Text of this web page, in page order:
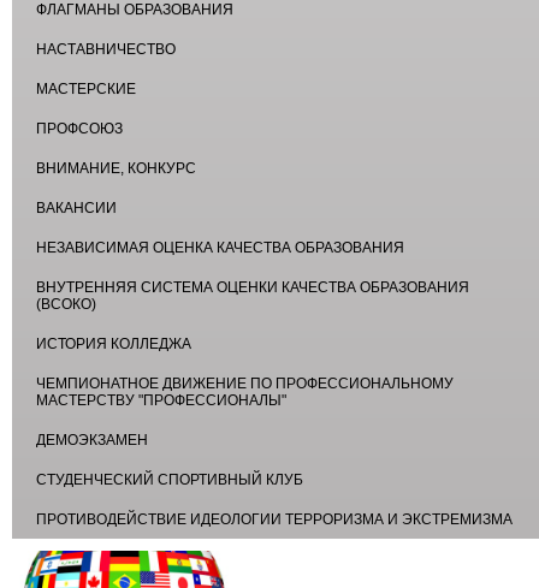
ФЛАГМАНЫ ОБРАЗОВАНИЯ
НАСТАВНИЧЕСТВО
МАСТЕРСКИЕ
ПРОФСОЮЗ
ВНИМАНИЕ, КОНКУРС
ВАКАНСИИ
НЕЗАВИСИМАЯ ОЦЕНКА КАЧЕСТВА ОБРАЗОВАНИЯ
ВНУТРЕННЯЯ СИСТЕМА ОЦЕНКИ КАЧЕСТВА ОБРАЗОВАНИЯ
(ВСОКО)
ИСТОРИЯ КОЛЛЕДЖА
ЧЕМПИОНАТНОЕ ДВИЖЕНИЕ ПО ПРОФЕССИОНАЛЬНОМУ
МАСТЕРСТВУ "ПРОФЕССИОНАЛЫ"
ДЕМОЭКЗАМЕН
СТУДЕНЧЕСКИЙ СПОРТИВНЫЙ КЛУБ
ПРОТИВОДЕЙСТВИЕ ИДЕОЛОГИИ ТЕРРОРИЗМА И ЭКСТРЕМИЗМА